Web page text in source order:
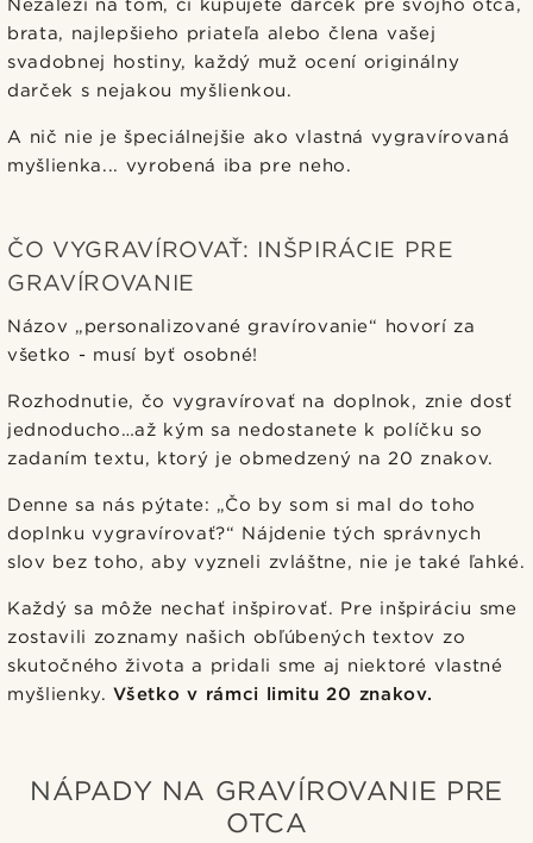
Nezáleží na tom, či kupujete darček pre svojho otca,
brata, najlepšieho priateľa alebo člena vašej
svadobnej hostiny, každý muž ocení originálny
darček s nejakou myšlienkou.
A nič nie je špeciálnejšie ako vlastná vygravírovaná
myšlienka... vyrobená iba pre neho.
ČO VYGRAVÍROVAŤ: INŠPIRÁCIE PRE
GRAVÍROVANIE
Názov „personalizované gravírovanie“ hovorí za
všetko - musí byť osobné!
Rozhodnutie, čo vygravírovať na doplnok, znie dosť
jednoducho…až kým sa nedostanete k políčku so
zadaním textu, ktorý je obmedzený na 20 znakov.
Denne sa nás pýtate: „Čo by som si mal do toho
doplnku vygravírovať?“ Nájdenie tých správnych
slov bez toho, aby vyzneli zvláštne, nie je také ľahké.
Každý sa môže nechať inšpirovať. Pre inšpiráciu sme
zostavili zoznamy našich obľúbených textov zo
skutočného života a pridali sme aj niektoré vlastné
myšlienky.Všetko v rámci limitu 20 znakov.
NÁPADY NA GRAVÍROVANIE PRE
OTCA